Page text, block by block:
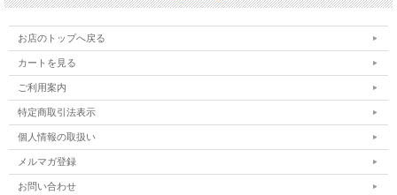
お店のトップへ戻る
カートを見る
ご利用案内
特定商取引法表示
個人情報の取扱い
メルマガ登録
お問い合わせ